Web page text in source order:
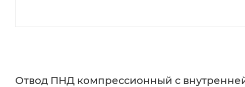
Отвод ПНД компрессионный с внутренней